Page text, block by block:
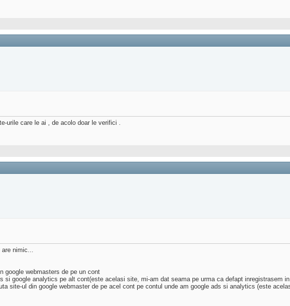
urile care le ai , de acolo doar le verifici .
nimic...
google webmasters de pe un cont
si google analytics pe alt cont(este acelasi site, mi-am dat seama pe urma ca defapt inregistrasem
site-ul din google webmaster de pe acel cont pe contul unde am google ads si analytics (este